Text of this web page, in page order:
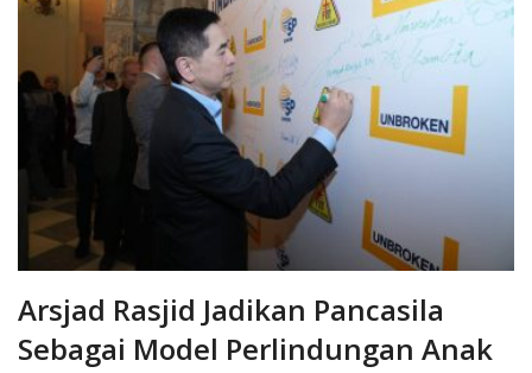
Arsjad Rasjid Jadikan Pancasila
Sebagai Model Perlindungan Anak